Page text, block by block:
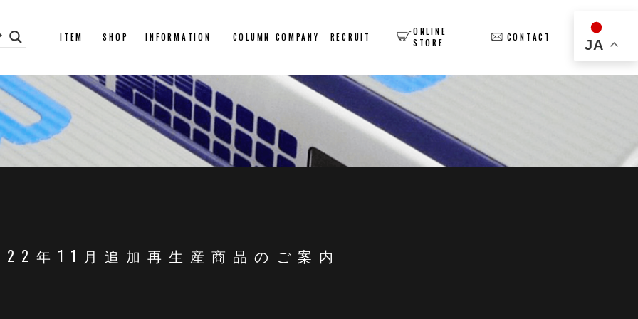
ITEM SHOP INFORMATION COLUMN COMPANY RECRUIT
ONLINE
STORE
CONTACT JA
年11月追加再生産商品のご案内